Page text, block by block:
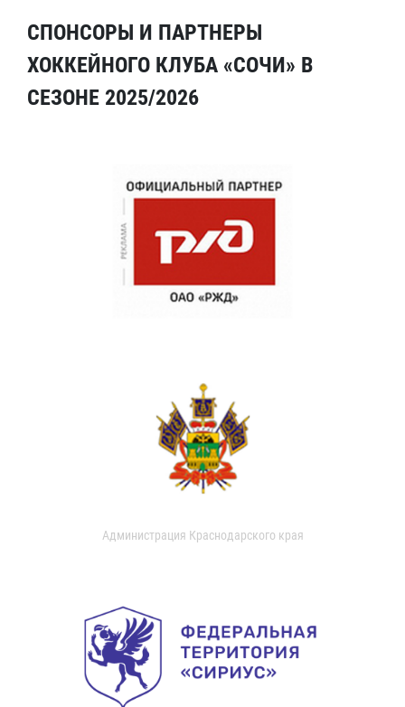
СПОНСОРЫ И ПАРТНЕРЫ
ХОККЕЙНОГО КЛУБА «СОЧИ» В
СЕЗОНЕ 2025/2026
Администрация Краснодарского края